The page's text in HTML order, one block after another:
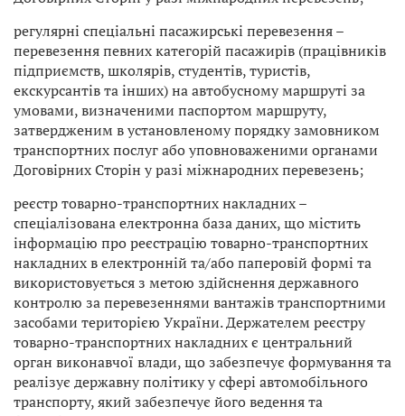
регулярні спеціальні пасажирські перевезення –
перевезення певних категорій пасажирів (працівників
підприємств, школярів, студентів, туристів,
екскурсантів та інших) на автобусному маршруті за
умовами, визначеними паспортом маршруту,
затвердженим в установленому порядку замовником
транспортних послуг або уповноваженими органами
Договірних Сторін у разі міжнародних перевезень;
реєстр товарно-транспортних накладних –
спеціалізована електронна база даних, що містить
інформацію про реєстрацію товарно-транспортних
накладних в електронній та/або паперовій формі та
використовується з метою здійснення державного
контролю за перевезеннями вантажів транспортними
засобами територією України. Держателем реєстру
товарно-транспортних накладних є центральний
орган виконавчої влади, що забезпечує формування та
реалізує державну політику у сфері автомобільного
транспорту, який забезпечує його ведення та